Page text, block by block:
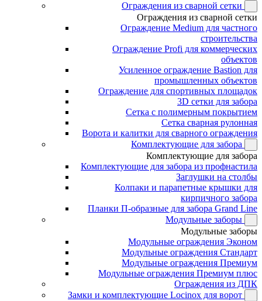
Ограждения из сварной сетки
Ограждения из сварной сетки
Ограждение Medium для частного
строительства
Ограждение Profi для коммерческих
объектов
Усиленное ограждение Bastion для
промышленных объектов
Ограждение для спортивных площадок
3D сетки для забора
Сетка с полимерным покрытием
Сетка сварная рулонная
Ворота и калитки для сварного ограждения
Комплектующие для забора
Комплектующие для забора
Комплектующие для забора из профнастила
Заглушки на столбы
Колпаки и парапетные крышки для
кирпичного забора
Планки П-образные для забора Grand Line
Модульные заборы
Модульные заборы
Модульные ограждения Эконом
Модульные ограждения Стандарт
Модульные ограждения Премиум
Модульные ограждения Премиум плюс
Ограждения из ДПК
Замки и комплектующие Locinox для ворот